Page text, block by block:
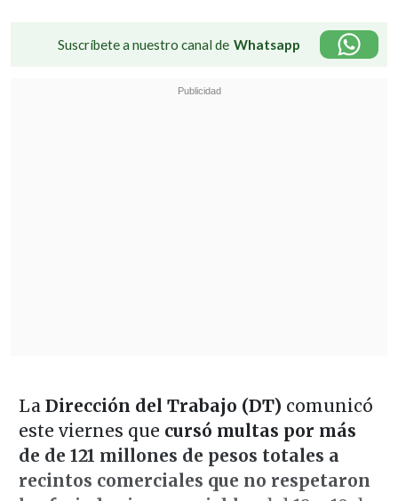
Suscríbete a nuestro canal de Whatsapp
La Dirección del Trabajo (DT) comunicó
este viernes que cursó multas por más
de de 121 millones de pesos totales a
recintos comerciales que no respetaron